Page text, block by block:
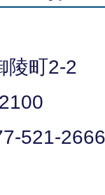
陵町2-2
521-2666